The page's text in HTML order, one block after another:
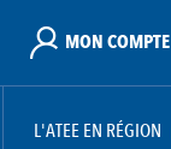
MON COMPTE
L'ATEE EN RÉGION